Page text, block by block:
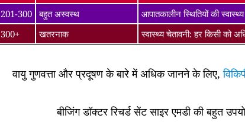
201-300 बहुत अस्वस्थ
आपातकालीन स्थितियों की
300+
खतरनाक स्वास्थ्य चेतावनी: हर किसी को
वायु गुणवत्ता और प्रदूषण के बारे में अधिक जानने के लिए,
बीजिंग डॉक्टर रिचर्ड सेंट साइर एमडी की बहुत